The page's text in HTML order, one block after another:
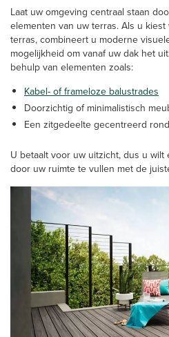
Laat uw omgeving centraal staan
elementen van uw terras. Als u
terras, combineert u moderne
mogelijkheid om vanaf uw dak het
behulp van elementen zoals:
Kabel- of frameloze balustrades
Doorzichtig of minimalistisch
Een zitgedeelte gecentreerd
U betaalt voor uw uitzicht, dus u
door uw ruimte te vullen met de